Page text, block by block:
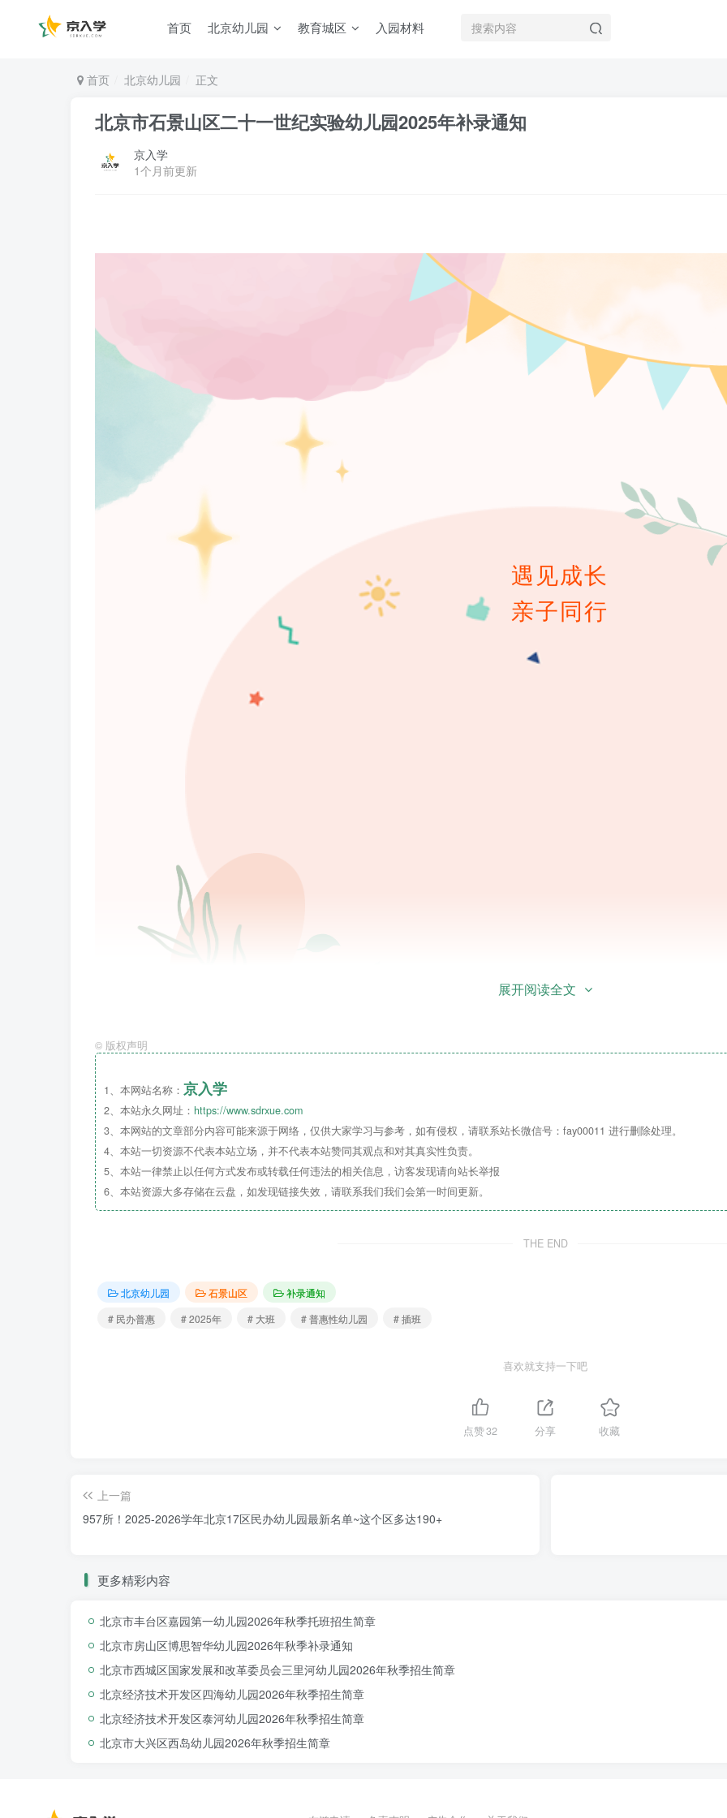
首页 北京幼儿园 教育城区 入园材料
首页 北京幼儿园 正文
北京市石景山区二十一世纪实验幼儿园2025年补录通知
京入学
1个月前更新
遇见成长
亲子同行
亲爱的家长朋友：
您好！
的温暖开端。当宝贝们即将告别家庭的专属呵护，第一次走进幼儿园这个小集体，这不仅是他们成长的“
期，石景山二十一世纪幼儿园特别策划了2-3岁亲子免费体验活动。在这里，您能近距离观察幼儿园的
入园做好心理与能力准备，让家园携手的力量，为孩子的成长保驾护航。
展开阅读全文
© 版权声明
1、本网站名称： 京入学
2、本站永久网址： https://www.sdrxue.com
3、本网站的文章部分内容可能来源于网络，仅供大家学习与参考，如有侵权，请联系站长微信号：fay00011 进行删除处理。
4、本站一切资源不代表本站立场，并不代表本站赞同其观点和对其真实性负责。
5、本站一律禁止以任何方式发布或转载任何违法的相关信息，访客发现请向站长举报
6、本站资源大多存储在云盘，如发现链接失效，请联系我们我们会第一时间更新。
THE END
北京幼儿园 石景山区
补录通知
# 民办普惠
# 2025年 # 大班 # 普惠性幼儿园 # 插班
喜欢就支持一下吧
点赞32 分享 收藏
上一篇
957所！2025-2026学年北京17区民办幼儿园最新名单~这个区多达190+
更多精彩内容
北京市丰台区嘉园第一幼儿园2026年秋季托班招生简章
北京市房山区博思智华幼儿园2026年秋季补录通知
北京市西城区国家发展和改革委员会三里河幼儿园2026年秋季招生简章
北京经济技术开发区四海幼儿园2026年秋季招生简章
北京经济技术开发区泰河幼儿园2026年秋季招生简章
北京市大兴区西岛幼儿园2026年秋季招生简章